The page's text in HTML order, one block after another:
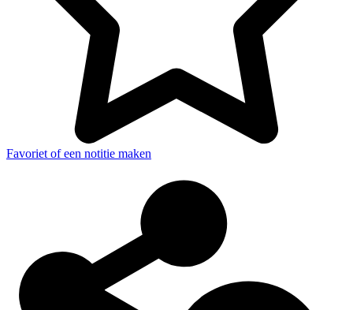
Favoriet of een notitie maken